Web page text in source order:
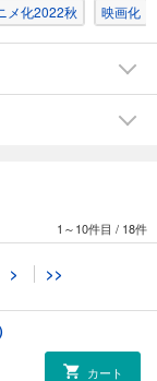
メ化2022秋 映画化
1～10件目 / 18件
> >>
カート